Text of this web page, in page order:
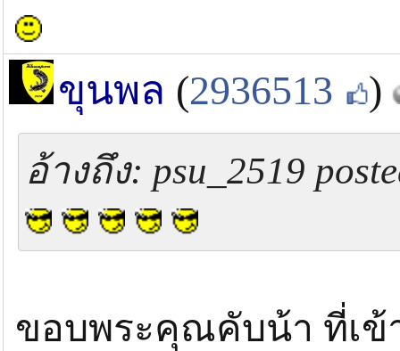
ขุนพล (2936513 )
อ้างถึง: psu_2519
ขอบพระคุณคับน้า ที่เ